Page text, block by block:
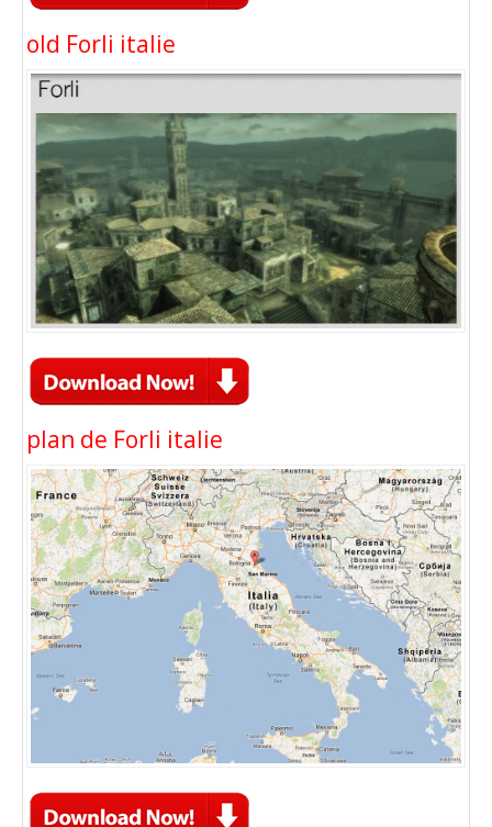
old Forli italie
plan de Forli italie